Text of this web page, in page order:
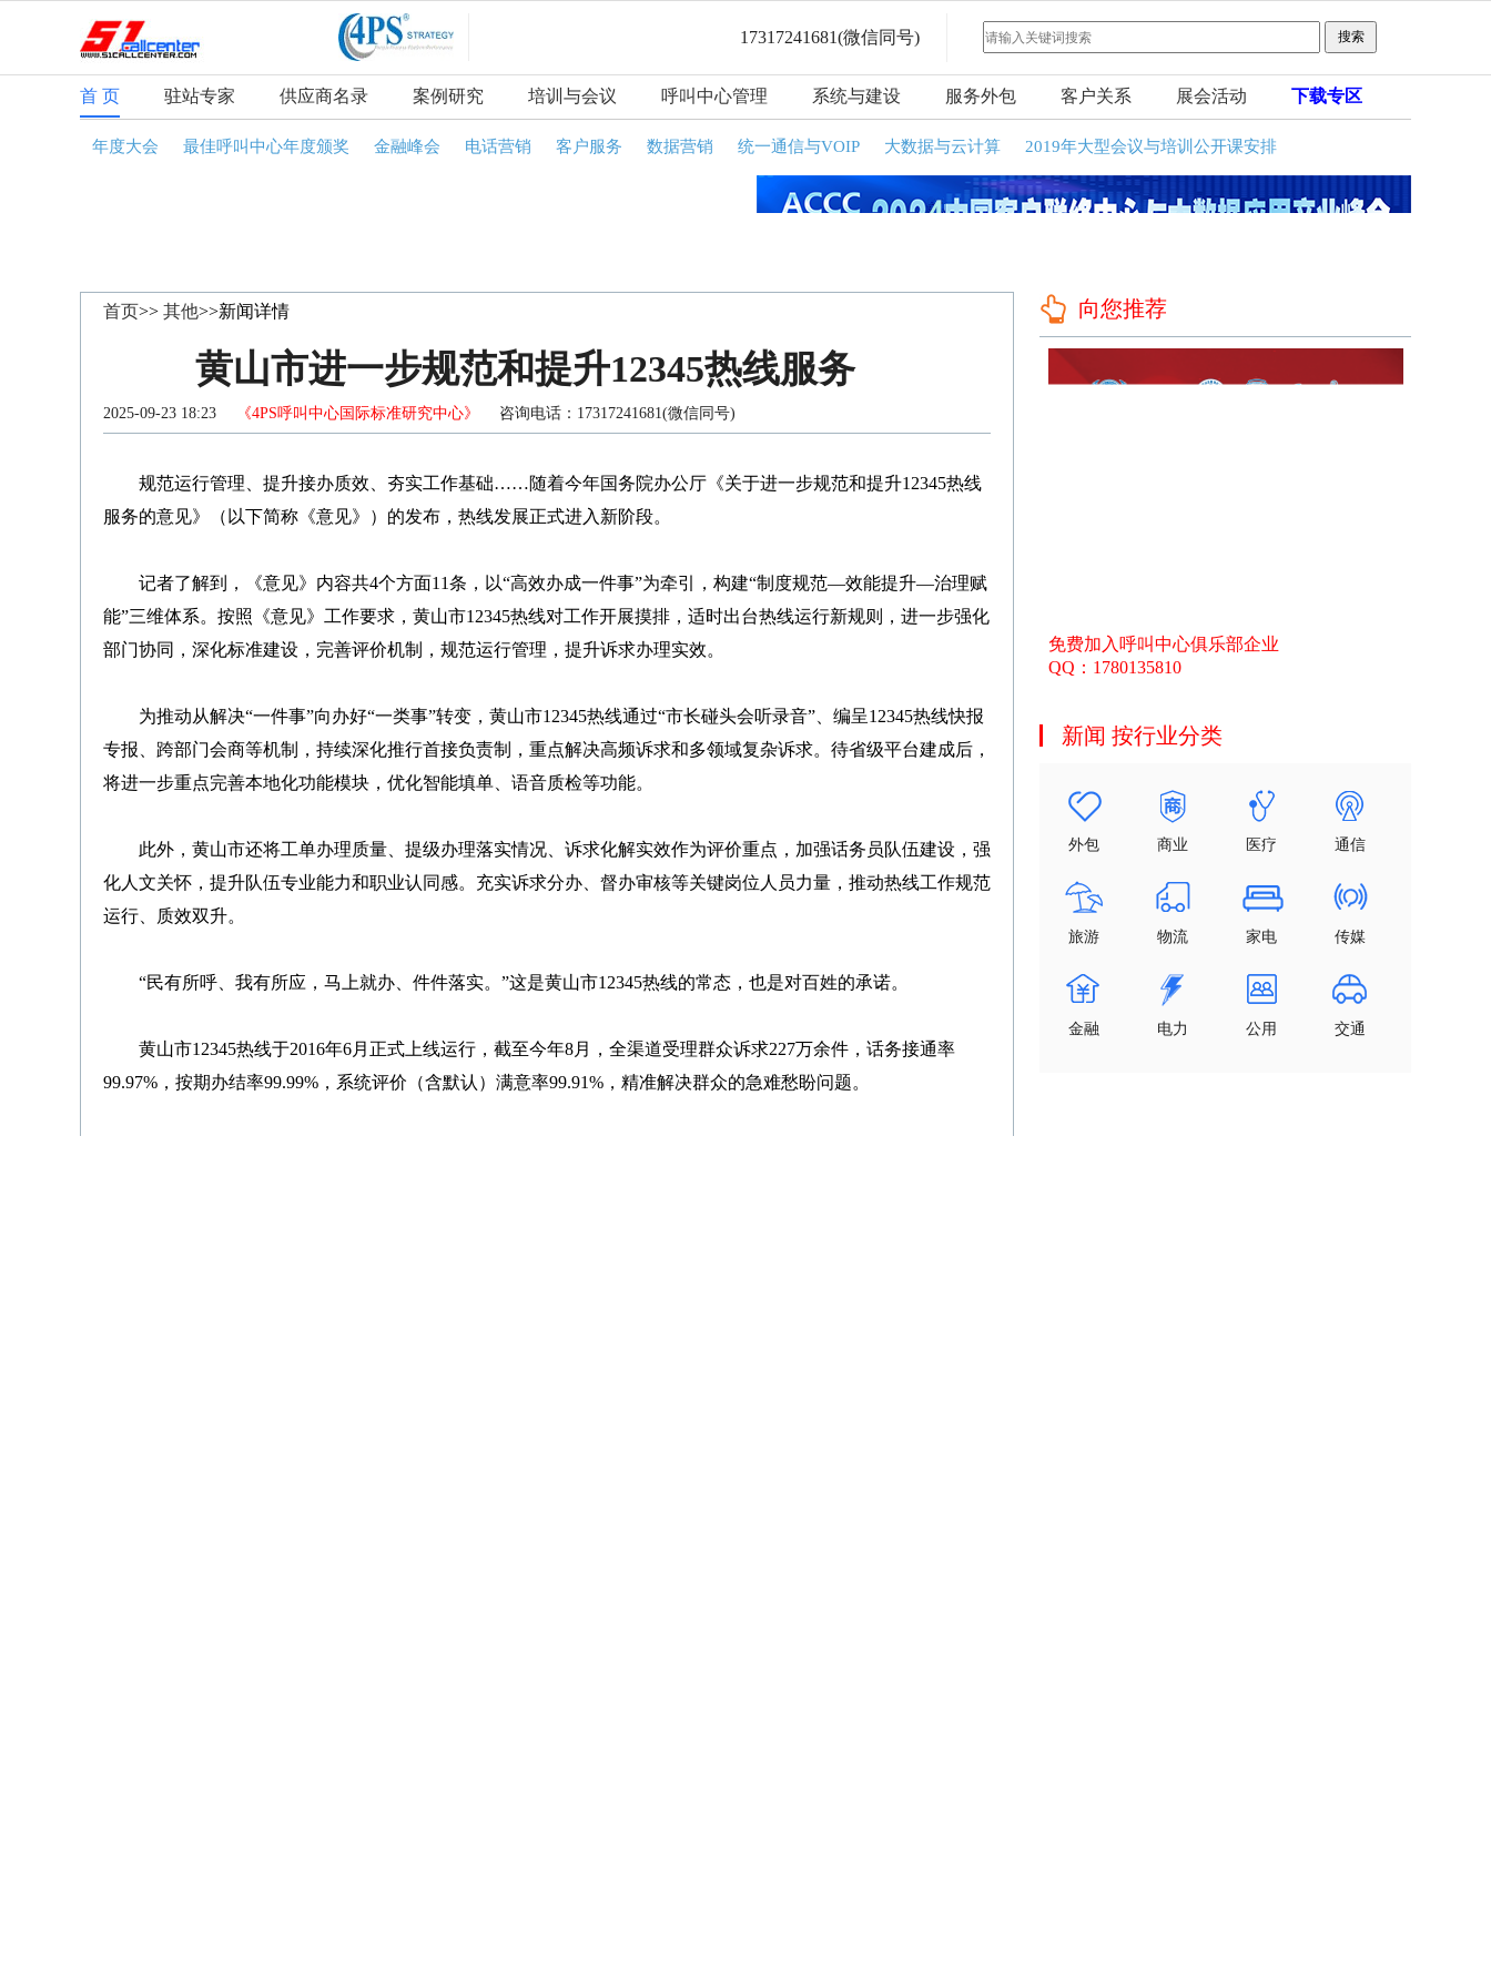
17317241681(微信同号)
首 页 驻站专家 供应商名录 案例研究 培训与会议 呼叫中心管理 系统与建设 服务外包 客户关系 展会活动 下载专区
年度大会 最佳呼叫中心年度颁奖 金融峰会 电话营销 客户服务 数据营销 统一通信与VOIP 大数据与云计算 2019年大型会议与培训公开课安排
首页>> 其他>>新闻详情
黄山市进一步规范和提升12345热线服务
2025-09-23 18:23 《4PS呼叫中心国际标准研究中心》 咨询电话：17317241681(微信同号)
规范运行管理、提升接办质效、夯实工作基础……随着今年国务院办公厅《关于进一步规范和提升12345热线
服务的意见》（以下简称《意见》）的发布，热线发展正式进入新阶段。
记者了解到，《意见》内容共4个方面11条，以“高效办成一件事”为牵引，构建“制度规范—效能提升—治理赋
能”三维体系。按照《意见》工作要求，黄山市12345热线对工作开展摸排，适时出台热线运行新规则，进一步强化
部门协同，深化标准建设，完善评价机制，规范运行管理，提升诉求办理实效。
为推动从解决“一件事”向办好“一类事”转变，黄山市12345热线通过“市长碰头会听录音”、编呈12345热线快报
专报、跨部门会商等机制，持续深化推行首接负责制，重点解决高频诉求和多领域复杂诉求。待省级平台建成后，
将进一步重点完善本地化功能模块，优化智能填单、语音质检等功能。
此外，黄山市还将工单办理质量、提级办理落实情况、诉求化解实效作为评价重点，加强话务员队伍建设，强
化人文关怀，提升队伍专业能力和职业认同感。充实诉求分办、督办审核等关键岗位人员力量，推动热线工作规范
运行、质效双升。
“民有所呼、我有所应，马上就办、件件落实。”这是黄山市12345热线的常态，也是对百姓的承诺。
黄山市12345热线于2016年6月正式上线运行，截至今年8月，全渠道受理群众诉求227万余件，话务接通率
99.97%，按期办结率99.99%，系统评价（含默认）满意率99.91%，精准解决群众的急难愁盼问题。
向您推荐
免费加入呼叫中心俱乐部企业
QQ：1780135810
新闻 按行业分类
外包 商业 医疗 通信
旅游 物流 家电 传媒
金融 电力 公用 交通